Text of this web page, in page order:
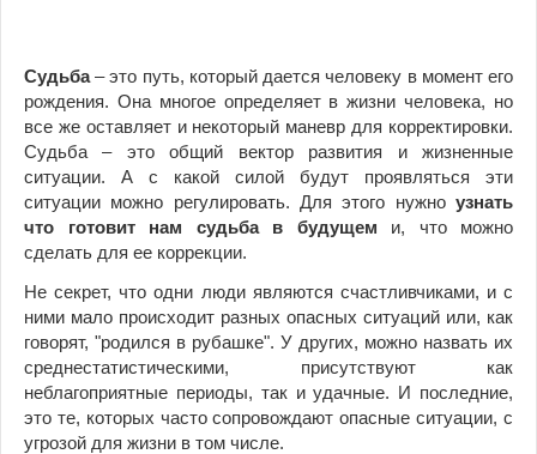
Судьба– это путь, который дается человеку в момент его
рождения. Она многое определяет в жизни человека, но
все же оставляет и некоторый маневр для корректировки.
Судьба – это общий вектор развития и жизненные
ситуации. А с какой силой будут проявляться эти
ситуации можно регулировать. Для этого нужно узнать
что готовит нам судьба в будущем и, что можно
сделать для ее коррекции.
Не секрет, что одни люди являются счастливчиками, и с
ними мало происходит разных опасных ситуаций или, как
говорят, "родился в рубашке". У других, можно назвать их
среднестатистическими, присутствуют как
неблагоприятные периоды, так и удачные. И последние,
это те, которых часто сопровождают опасные ситуации, с
угрозой для жизни в том числе.